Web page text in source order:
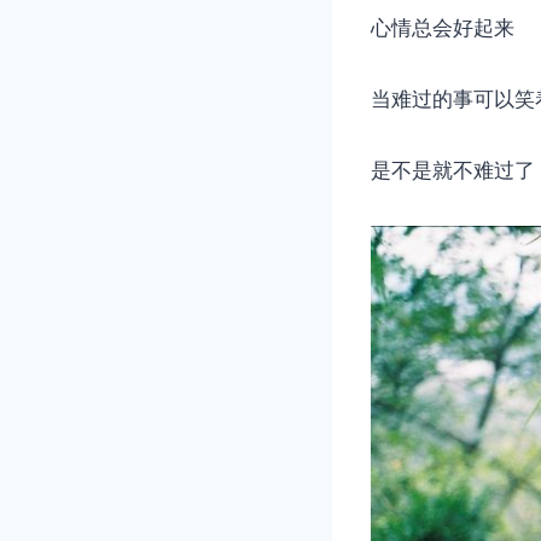
心情总会好起来
当难过的事可以笑
是不是就不难过了